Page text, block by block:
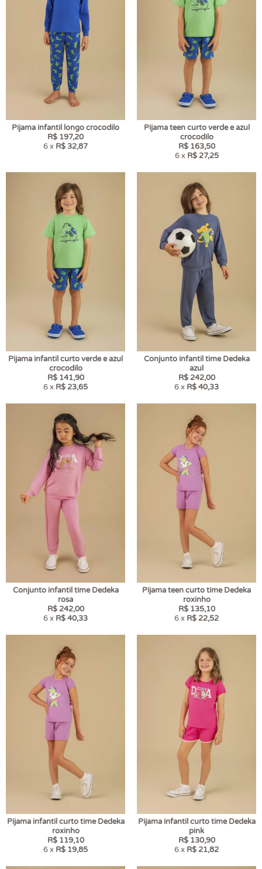
Pijama infantil longo crocodilo
R$ 197,20
6 x R$ 32,87
Pijama teen curto verde e azul
crocodilo
R$ 163,50
6 x R$ 27,25
Pijama infantil curto verde e azul
crocodilo
R$ 141,90
6 x R$ 23,65
Conjunto infantil time Dedeka
azul
R$ 242,00
6 x R$ 40,33
Conjunto infantil time Dedeka
rosa
R$ 242,00
6 x R$ 40,33
Pijama teen curto time Dedeka
roxinho
R$ 135,10
6 x R$ 22,52
Pijama infantil curto time Dedeka
roxinho
R$ 119,10
6 x R$ 19,85
Pijama infantil curto time Dedeka
pink
R$ 130,90
6 x R$ 21,82